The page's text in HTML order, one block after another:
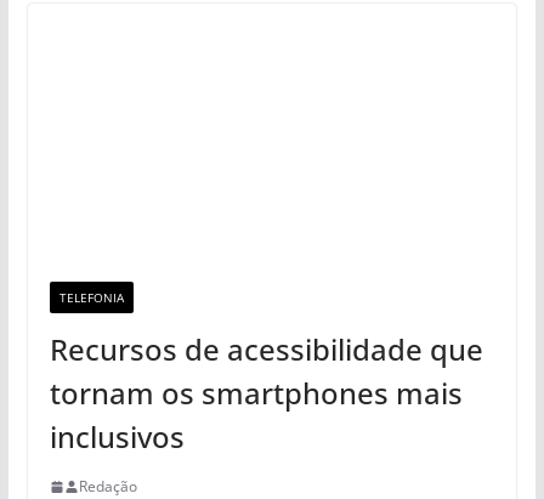
TELEFONIA
Recursos de acessibilidade que
tornam os smartphones mais
inclusivos
Redação